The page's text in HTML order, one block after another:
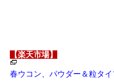
【楽天市場】
春ウコン、パウダー＆粒タイ